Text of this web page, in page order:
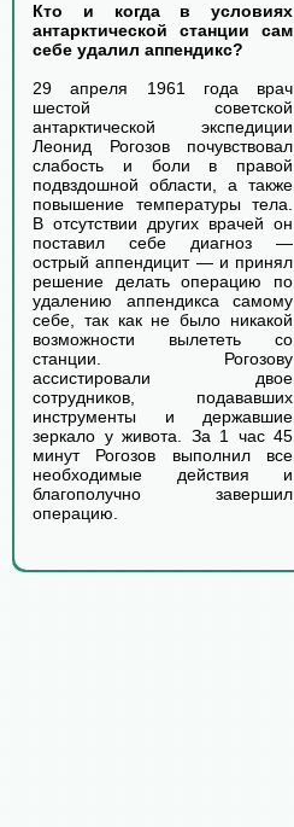
Кто и когда в условиях
антарктической станции сам
себе удалил аппендикс?
29 апреля 1961 года врач
шестой советской
антарктической экспедиции
Леонид Рогозов почувствовал
слабость и боли в правой
подвздошной области, а также
повышение температуры тела.
В отсутствии других врачей он
поставил себе диагноз —
острый аппендицит — и принял
решение делать операцию по
удалению аппендикса самому
себе, так как не было никакой
возможности вылететь со
станции. Рогозову
ассистировали двое
сотрудников, подававших
инструменты и державшие
зеркало у живота. За 1 час 45
минут Рогозов выполнил все
необходимые действия и
благополучно завершил
операцию.